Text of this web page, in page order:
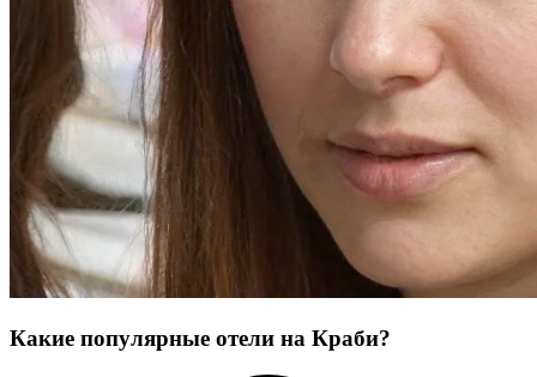
Какие популярные отели на Краби?